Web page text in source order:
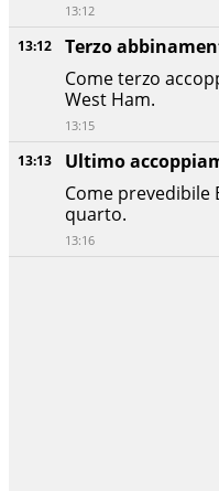
13:13
Ultimo
Come prevedibile
quarto.
13:16
13:12
Terzo
Come terzo
West Ham.
13:15
13:12